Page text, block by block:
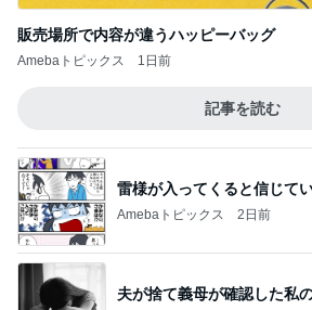
販売場所で内容が違うハッピーバッグ
Amebaトピックス 1日前
記事を読む
雷様が入ってくると信じて
Amebaトピックス 2日前
夫が捨て義母が確認した私